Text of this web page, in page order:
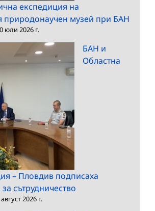
експедиция на
природонаучен музей при БАН
юли 2026 г.
БАН и
Областна
– Пловдив подписаха
сътрудничество
2026 г.